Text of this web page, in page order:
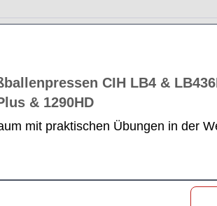
CIH LB4 &
& 1290HD
mit praktischen Übungen in der